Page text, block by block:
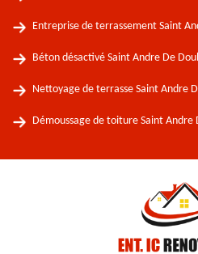
Entreprise de terrassement Saint
Béton désactivé Saint Andre De
Nettoyage de terrasse Saint Andre
Démoussage de toiture Saint Andre